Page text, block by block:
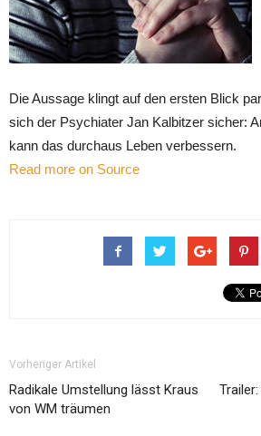
Die Aussage klingt auf den ersten Blick
sich der Psychiater Jan Kalbitzer sicher:
kann das durchaus Leben verbessern.
Read more on Source
Vorheriger Artikel
Radikale Umstellung lässt Kraus
von WM träumen